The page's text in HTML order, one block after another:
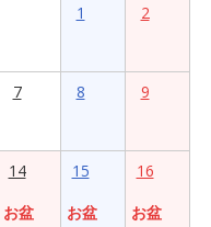
1 2
7 8 9
14
お盆
15
お盆
16
お盆